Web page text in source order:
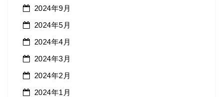
2024年9月
2024年5月
2024年4月
2024年3月
2024年2月
2024年1月